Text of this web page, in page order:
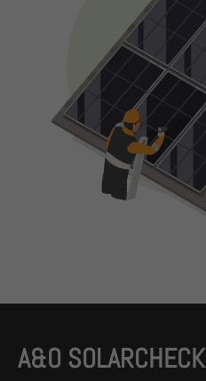
A&O SOLARCHECK